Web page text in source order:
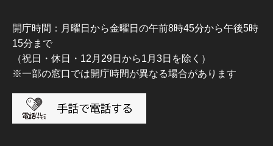
開庁時間：月曜日から金曜日の午前8時45分から午後5時
15分まで
（祝日・休日・12月29日から1月3日を除く）
※一部の窓口では開庁時間が異なる場合があります